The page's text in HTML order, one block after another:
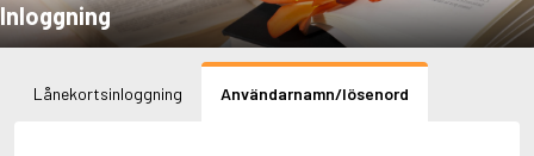
Inloggning
Lånekortsinloggning Användarnamn/lösenord